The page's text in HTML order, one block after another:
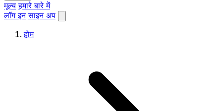
मूल्य हमारे बारे में
लॉग इन साइन अप
होम